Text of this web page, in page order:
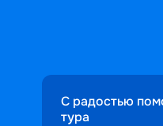
С радостью
тура